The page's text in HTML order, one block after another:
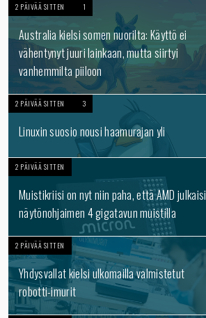
2 PÄIVÄÄ SITTEN 1
Australia kielsi somen nuorilta: Käyttö ei
vähentynyt juuri lainkaan, mutta siirtyi
vanhemmilta piiloon
2 PÄIVÄÄ SITTEN 3
Linuxin suosio nousi haamurajan yli
2 PÄIVÄÄ SITTEN
Muistikriisi on nyt niin paha, että AMD julkaisi
näytönohjaimen 4 gigatavun muistilla
2 PÄIVÄÄ SITTEN
Yhdysvallat kielsi ulkomailla valmistetut
robotti-imurit